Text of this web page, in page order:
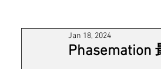
Phasemation
Jan 18, 2024